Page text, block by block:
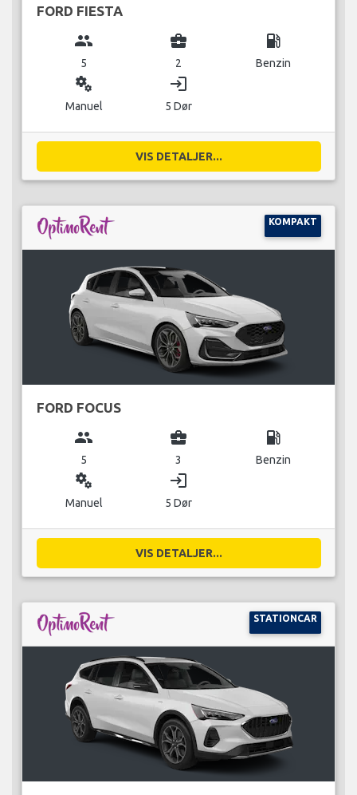
FORD FIESTA
group
5
business_center
2
local_gas_station
Benzin
miscellaneous_services
Manuel
login
5 Dør
VIS DETALJER...
KOMPAKT
FORD FOCUS
group
5
business_center
3
local_gas_station
Benzin
miscellaneous_services
Manuel
login
5 Dør
VIS DETALJER...
STATIONCAR